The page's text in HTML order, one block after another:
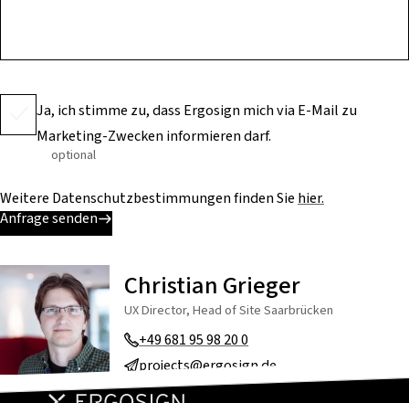
Ja, ich stimme zu, dass Ergosign mich via E-Mail zu
Marketing-Zwecken informieren darf.
optional
Weitere Datenschutzbestimmungen finden Sie hier.
Anfrage senden
Christian Grieger
UX Director, Head of Site Saarbrücken
+49 681 95 98 20 0
projects@ergosign.de